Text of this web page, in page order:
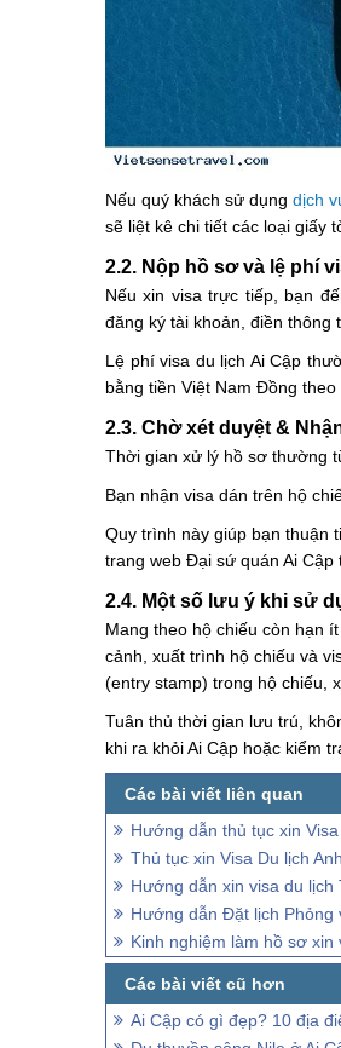
Nếu quý khách sử dụng dịch
sẽ liệt kê chi tiết các loại giấy
2.2. Nộp hồ sơ và lệ phí
Nếu xin visa trực tiếp, bạn
đăng ký tài khoản, điền thông
Lệ phí visa du lịch Ai Cập
bằng tiền Việt Nam Đồng
2.3. Chờ xét duyệt &
Thời gian xử lý hồ sơ thường
Bạn nhận visa dán trên hộ
Quy trình này giúp bạn thuận
trang web Đại sứ quán Ai
2.4. Một số lưu ý khi sử
Mang theo hộ chiếu còn hạn
cảnh, xuất trình hộ chiếu và
(entry stamp) trong hộ chiếu,
Tuân thủ thời gian lưu trú,
khi ra khỏi Ai Cập hoặc kiểm
Hướng dẫn thủ tục xin
Thủ tục xin Visa Du lịch
Hướng dẫn xin visa du
Hướng dẫn Đặt lịch Phỏng
Kinh nghiệm làm hồ sơ
Ai Cập có gì đẹp? 10 địa